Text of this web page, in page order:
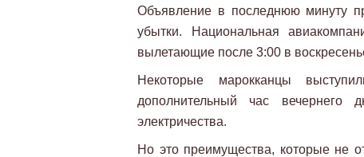
Объявление в последнюю минуту
убытки. Национальная
вылетающие после 3:00 в
Некоторые марокканцы
дополнительный час вечернего
электричества.
Но это преимущества, которые не